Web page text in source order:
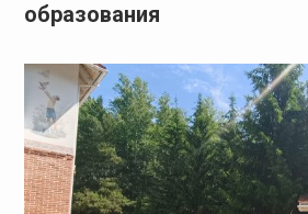
образования